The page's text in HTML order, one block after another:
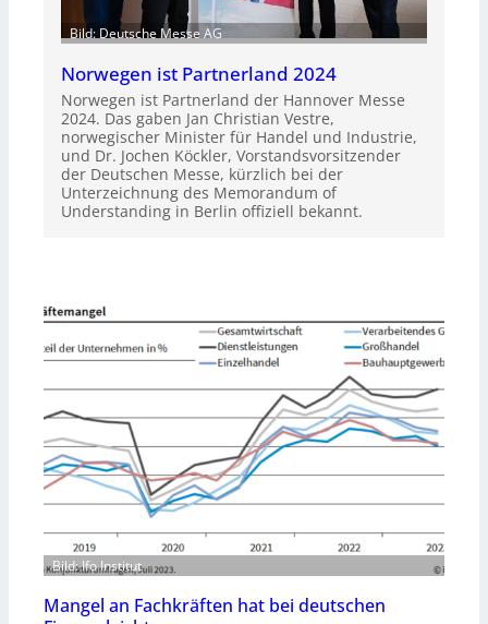
Bild: Deutsche Messe AG
Norwegen ist Partnerland 2024
Norwegen ist Partnerland der Hannover Messe
2024. Das gaben Jan Christian Vestre,
norwegischer Minister für Handel und Industrie,
und Dr. Jochen Köckler, Vorstandsvorsitzender
der Deutschen Messe, kürzlich bei der
Unterzeichnung des Memorandum of
Understanding in Berlin offiziell bekannt.
Bild: Ifo Institut
Mangel an Fachkräften hat bei deutschen